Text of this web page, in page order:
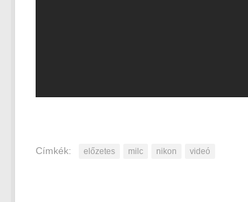
Címkék: előzetes milc nikon videó